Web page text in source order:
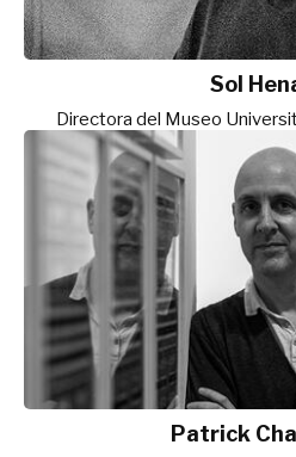
Sol
Directora del Museo
Patrick